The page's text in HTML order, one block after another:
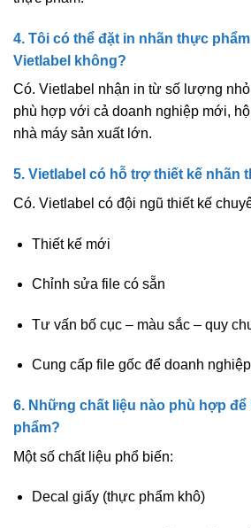
4. Tôi có thể đặt in nhãn thực
Vietlabel không?
Có. Vietlabel nhận in từ số lượng
phù hợp với cả doanh nghiệp mới,
nhà máy sản xuất lớn.
5. Vietlabel có hỗ trợ thiết kế nhãn
Có. Vietlabel có đội ngũ thiết kế
Thiết kế mới
Chỉnh sửa file có sẵn
Tư vấn bố cục – màu sắc – quy
Cung cấp file gốc để doanh
6. Những chất liệu nào phù hợp
phẩm?
Một số chất liệu phổ biến:
Decal giấy (thực phẩm khô)